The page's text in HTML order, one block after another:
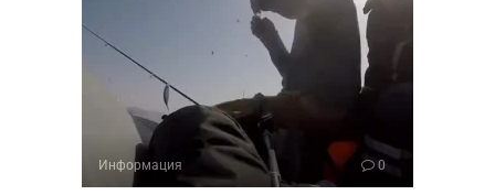
Информация 0